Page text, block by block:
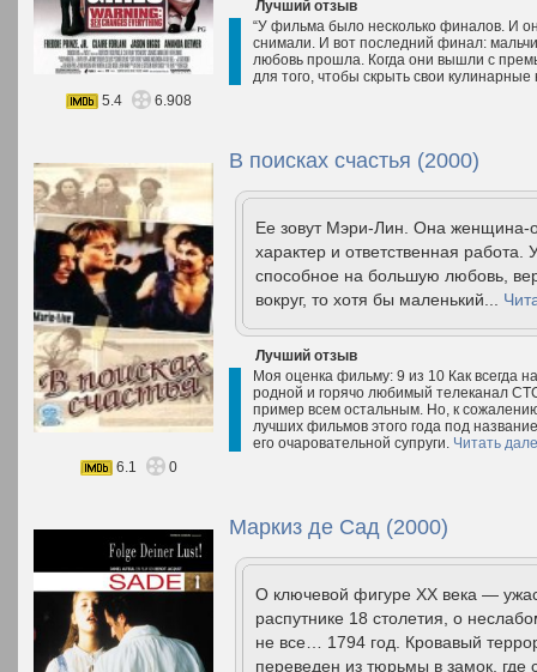
Лучший отзыв
“У фильма было несколько финалов. И
снимали. И вот последний финал:
любовь прошла. Когда они вышли с
для того, чтобы скрыть свои
5.4
6.908
В поисках счастья (2000)
Ее зовут Мэри-Лин. Она женщина-
характер и ответственная
способное на большую любовь,
вокруг, то хотя бы маленький...
Лучший отзыв
Моя оценка фильму: 9 из 10 Как всегда
родной и горячо любимый телеканал
пример всем остальным. Но, к
лучших фильмов этого года под
его очаровательной супруги. Читать
6.1
0
Маркиз де Сад (2000)
О ключевой фигуре XX века —
распутнике 18 столетия, о
не все… 1794 год. Кровавый
переведен из тюрьмы в замок, где